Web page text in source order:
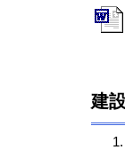
建